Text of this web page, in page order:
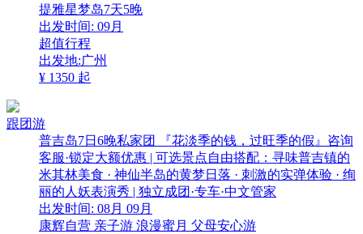
提雅星梦岛7天5晚
出发时间: 09月
超值行程
出发地:广州
¥ 1350 起
跟团游
普吉岛7日6晚私家团 『花淡季的钱，过旺季的假』咨询
客服·锁定大额优惠 | 可选景点自由搭配：寻味普吉镇的
米其林美食 · 神仙半岛的黄梦日落 · 刺激的实弹体验 · 绚
丽的人妖表演秀 | 独立成团·专车·中文管家
出发时间: 08月 09月
康辉自营 亲子游 浪漫蜜月 父母安心游